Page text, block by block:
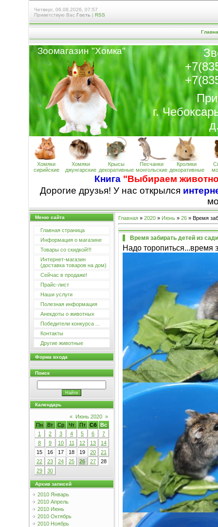
Четверг, 06.08.2026, 07:57
Приветствую Вас Гость| RSS
Зоомагазин "Хомка"
г.
Хомяки
сирийские
Хомяки
джунгарские
Крысы
декоративные
Песчанки
монгольские
Кролики
декоративные
Книга "Выбираем
Дорогие друзья! У нас открылся
Меню сайта
Главная страница
Информация о магазине
Товары со скидкой!!!
Интернет-магазин
(доставка товаров на дом)
Сейчас в продаже!
Прайс-лист
Наши услуги
Полезная информация
Анекдоты о животных
Победители конкурса ...
Контакты
Другие животные
Форма входа
Поиск
Календарь
« Июнь 2020 »
Пн
Вт Ср Чт Пт Сб
Вс
1
2 3 4 5 6
7
8
9 10 11 12 13
14
15
16 17 18 19 20
21
22
23 24 25 26 27
28
29
30
Архив записей
2010 Январь
2010 Апрель
2010 Июнь
2010 Октябрь
2010 Ноябрь
Главная» 2020 » Июнь » 26» Время
Время забирать детей из
Надо торопиться...время